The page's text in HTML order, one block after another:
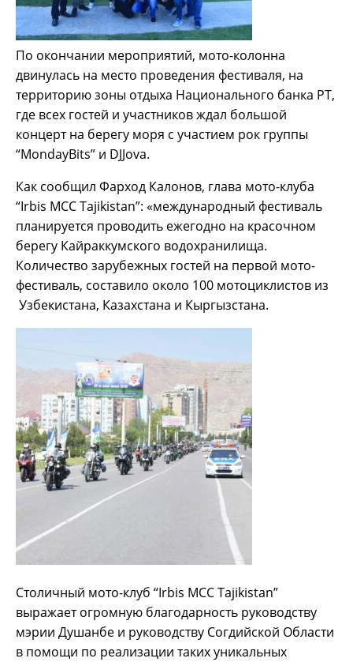
По окончании мероприятий, мото-колонна
двинулась на место проведения фестиваля, на
территорию зоны отдыха Национального банка РТ,
где всех гостей и участников ждал большой
концерт на берегу моря с участием рок группы
“MondayBits” и DJJova.
Как сообщил Фарход Калонов, глава мото-клуба
“Irbis MCC Tajikistan”: «международный фестиваль
планируется проводить ежегодно на красочном
берегу Кайраккумского водохранилища.
Количество зарубежных гостей на первой мото-
фестиваль, составило около 100 мотоциклистов из
Узбекистана, Казахстана и Кыргызстана.
Столичный мото-клуб “Irbis MCC Tajikistan”
выражает огромную благодарность руководству
мэрии Душанбе и руководству Согдийской Области
в помощи по реализации таких уникальных